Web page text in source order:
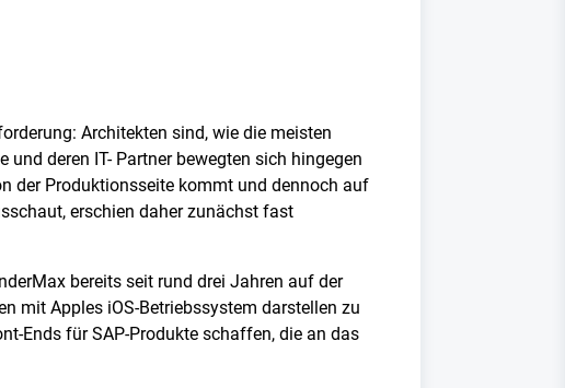
Architekten sind, wie die meisten
deren IT- Partner bewegten sich hingegen
der Produktionsseite kommt und dennoch auf
erschien daher zunächst fast
bereits seit rund drei Jahren auf der
mit Apples iOS-Betriebssystem darstellen zu
Ends für SAP-Produkte schaffen, die an das